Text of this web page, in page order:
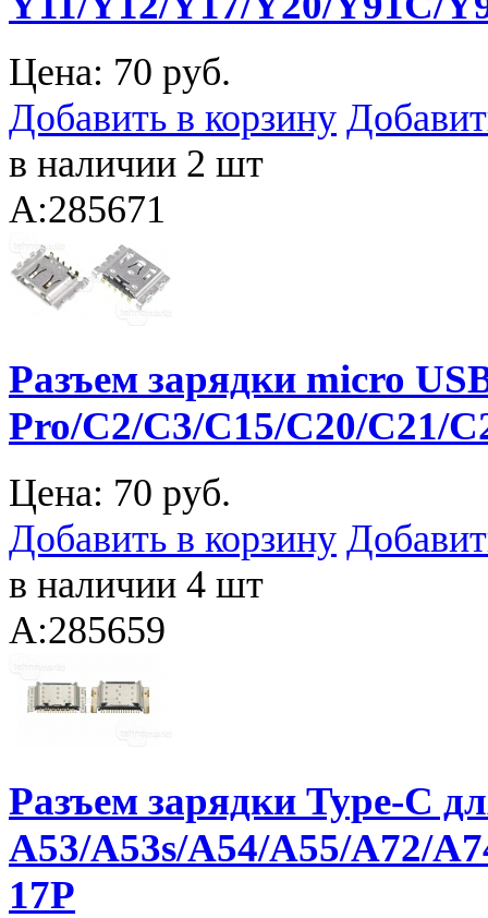
Цена: 70 руб.
Добавить в корзину
в наличии 2 шт
A:285671
Разъем зарядки micro
Pro/C2/C3/C15/C20/C21/
Цена: 70 руб.
Добавить в корзину
в наличии 4 шт
A:285659
Разъем зарядки Type-C
A53/A53s/A54/A55/A72/
17P